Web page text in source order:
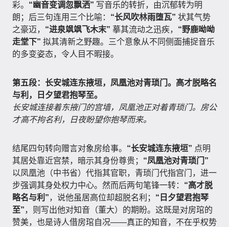
彩。 “幽音变调忽飘洒” 写音乐的转折，由沉郁转为明
朗；后三句连用三个比喻： “长风吹林雨堕瓦” 状其气势
之豪迈， “进泉飒飒飞木末” 摹其流动之迅疾， “野鹿呦呦
走堂下” 拟其清新之野趣。三个意象从不同侧面捕捉音乐
的多变姿态，令人目不暇接。
第五段：长安城连东掖垣，凤凰池对青琐门。高才脱略名
与利，日夕望君抱琴至。
长安城连接着东掖门的宫墙，凤凰池正对着青琐门。房公
才高不拘名利，日夜盼望你抱琴而来。
结尾四句转向赠言对象房给事。 “长安城连东掖垣” 点明
其居处靠近宫禁，暗示其身份尊贵； “凤凰池对青琐门”
以凤凰池（中书省）代指其官职，青琐门代指宫门，进一
步强调其身处权力中心。然而后两句笔锋一转： “高才脱
略名与利”，说他虽居高位却超脱名利； “日夕望君抱琴
至”，则写出他对知音（董大）的期盼。这既是对房琯的
赞美，也是诗人借房琯自况——真正的知音，不在乎权势